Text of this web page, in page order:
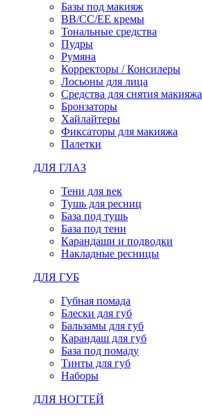
Базы под макияж
BB/CC/EE кремы
Тональные средства
Пудры
Румяна
Корректоры / Консилеры
Лосьоны для лица
Средства для снятия макияжа
Бронзаторы
Хайлайтеры
Фиксаторы для макияжа
Палетки
ДЛЯ ГЛАЗ
Тени для век
Тушь для ресниц
База под тушь
База под тени
Карандаши и подводки
Накладные ресницы
ДЛЯ ГУБ
Губная помада
Блески для губ
Бальзамы для губ
Карандаш для губ
База под помаду
Тинты для губ
Наборы
ДЛЯ НОГТЕЙ